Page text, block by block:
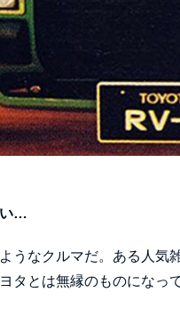
い…
うなクルマだ。ある人気
タとは無縁のものになって